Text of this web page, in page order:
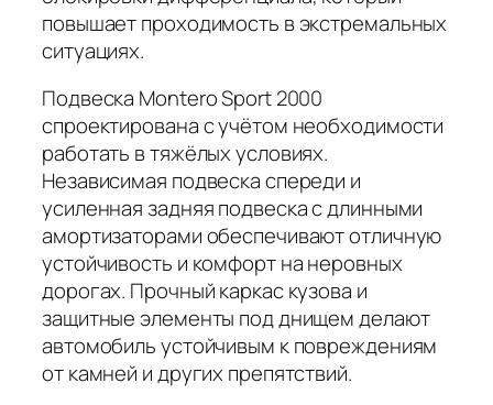
повышает проходимость в экстремальных
ситуациях.
Подвеска Montero Sport 2000
спроектирована с учётом необходимости
работать в тяжёлых условиях.
Независимая подвеска спереди и
усиленная задняя подвеска с длинными
амортизаторами обеспечивают отличную
устойчивость и комфорт на неровных
дорогах. Прочный каркас кузова и
защитные элементы под днищем делают
автомобиль устойчивым к повреждениям
от камней и других препятствий.